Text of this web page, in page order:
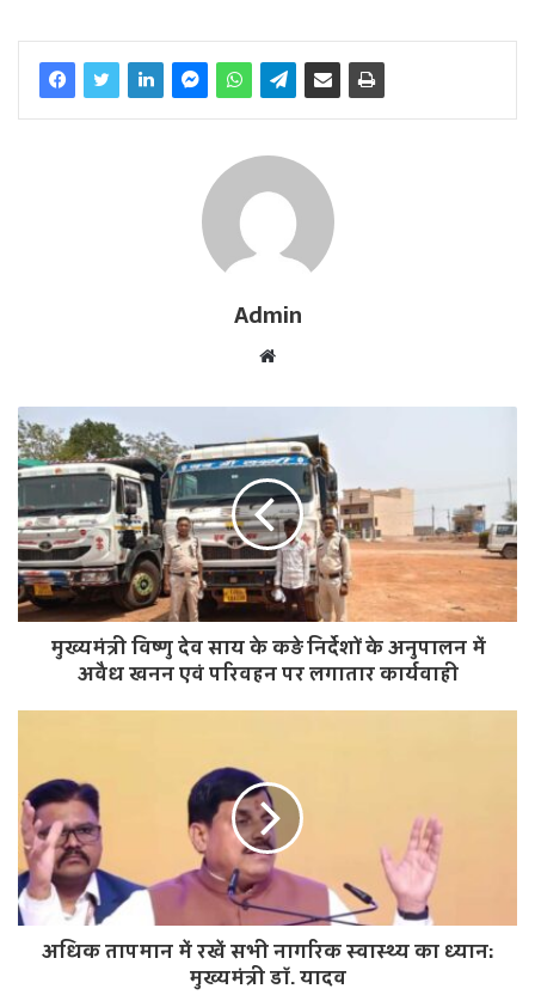
Admin
b
s
i
t
e
मुख्यमंत्री विष्णु देव साय के कड़े निर्देशों के अनुपालन में
अवैध खनन एवं परिवहन पर लगातार कार्यवाही
अधिक तापमान में रखें सभी नागरिक स्वास्थ्य का ध्यान:
मुख्यमंत्री डॉ. यादव